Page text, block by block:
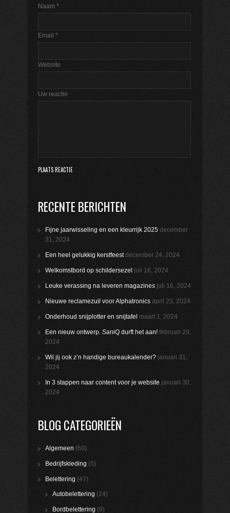
Naam *
Email *
Website
Uw reactie
RECENTE BERICHTEN
Fijne jaarwisseling en een kleurrijk 2025 december
31, 2024
Een heel gelukkig kerstfeest december 24, 2024
Welkomstbord op schildersezel juli 16, 2024
Leuke verassing na leveren magazines juli 16, 2024
Nieuwe reclamezuil voor Alphatronics april 23, 2024
Onderhoud snijplotter en snijtafel maart 1, 2024
Een nieuw ontwerp. SaniQ durft het aan! februari 29,
2024
Wil jij ook z’n handige bureaukalender? januari 31,
2024
In 3 stappen naar content voor je website januari 30,
2024
BLOG CATEGORIEËN
Algemeen (60)
Bedrijfskleding (5)
Belettering (47)
Autobelettering (24)
Bordbelettering (9)